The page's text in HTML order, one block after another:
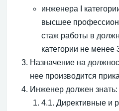
инженера I
высшее
стаж работы в
категории не менее
Назначение на
нее производится
Инженер должен знать:
4.1. Директивные и